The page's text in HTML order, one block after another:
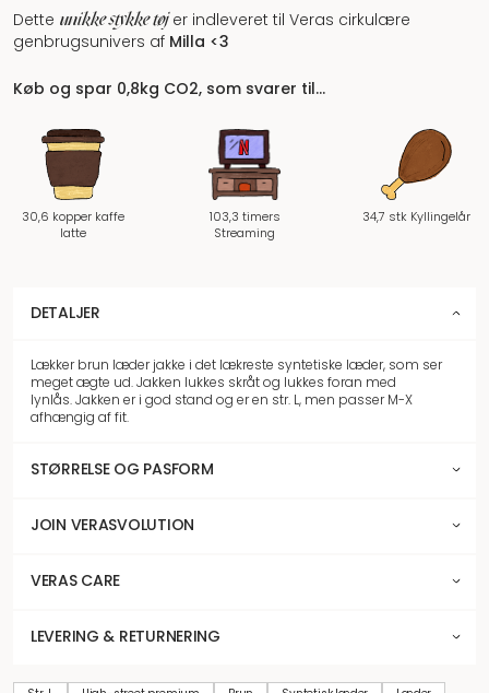
Dette unikke stykke tøjer indleveret til Veras cirkulære
genbrugsunivers af Milla <3
Køb og spar 0,8kg CO2, som svarer til…
30,6 kopper kaffe
latte
103,3 timers
Streaming
34,7 stk Kyllingelår
DETALJER
Lækker brun læder jakke i det lækreste syntetiske læder, som ser
meget ægte ud. Jakken lukkes skråt og lukkes foran med
lynlås. Jakken er i god stand og er en str. L, men passer M-X
afhængig af fit.
STØRRELSE OG PASFORM
JOIN VERASVOLUTION
VERAS CARE
LEVERING & RETURNERING